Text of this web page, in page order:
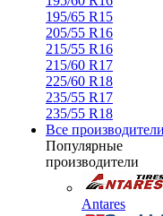
195/65 R15
205/55 R16
215/55 R16
215/60 R17
225/60 R18
235/55 R17
235/55 R18
Все производители
Популярные
производители
Antares